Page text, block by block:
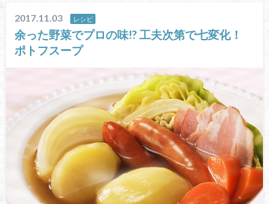
2017.11.03 レシピ
余った野菜でプロの味!? 工夫次第で七変化！
ポトフスープ